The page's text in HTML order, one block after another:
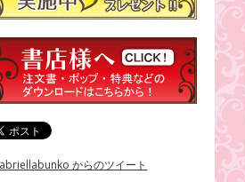
からのツイート